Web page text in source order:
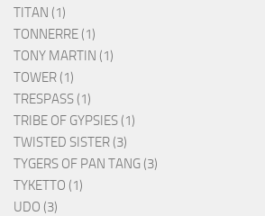
TITAN (1)
TONNERRE (1)
TONY MARTIN (1)
TOWER (1)
TRESPASS (1)
TRIBE OF GYPSIES (1)
TWISTED SISTER (3)
TYGERS OF PAN TANG (3)
TYKETTO (1)
UDO (3)